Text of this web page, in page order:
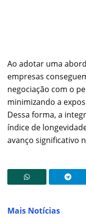
Ao adotar uma
empresas
negociação com o
minimizando a
Dessa forma, a
índice de
avanço significativo
Mais Notícias